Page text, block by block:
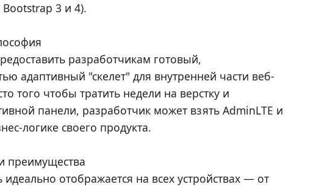
3 и 4).
разработчикам готовый,
адаптивный "скелет" для внутренней части веб-
того чтобы тратить недели на верстку и
панели, разработчик может взять AdminLTE и
логике своего продукта.
преимущества
отображается на всех устройствах — от